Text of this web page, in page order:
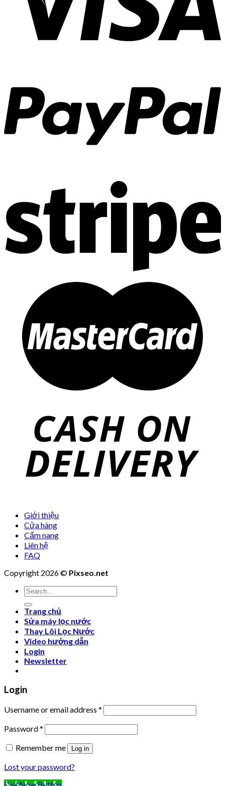
Giới thiệu
Cửa hàng
Cẩm nang
Liên hệ
FAQ
Copyright 2026 © Pixseo.net
Search
for:
Trang chủ
Sửa máy lọc nước
Thay Lõi Lọc Nước
Video hướng dẫn
Login
Newsletter
Login
Username or email address *
Password*
Remember me
Log in
Lost your password?